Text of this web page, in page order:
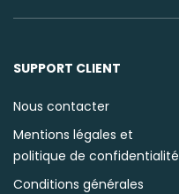
SUPPORT CLIENT
Nous contacter
Mentions légales et
politique de confidentialité
Conditions générales